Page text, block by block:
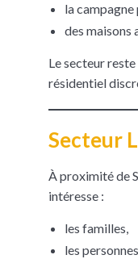
la
des maisons
Le secteur
résidentiel
Secteur
À proximité de
intéresse :
les familles,
les